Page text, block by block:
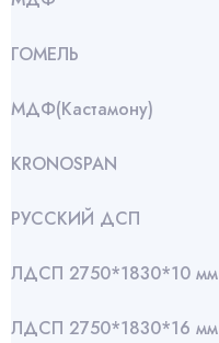
ГОМЕЛЬ
МДФ(Кастамону)
KRONOSPAN
РУССКИЙ ДСП
ЛДСП 2750*1830*10 мм
ЛДСП 2750*1830*16 мм